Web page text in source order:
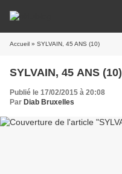
Accueil » SYLVAIN, 45 ANS (10)
SYLVAIN, 45 ANS (10)
Publié le 17/02/2015 à 20:08
Par Diab Bruxelles